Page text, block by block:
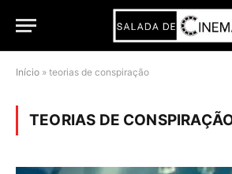
Início » teorias de conspiração
TEORIAS DE